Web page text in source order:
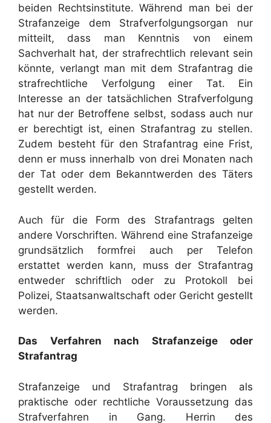
beiden Rechtsinstitute. Während man bei der
Strafanzeige dem Strafverfolgungsorgan nur
mitteilt, dass man Kenntnis von einem
Sachverhalt hat, der strafrechtlich relevant sein
könnte, verlangt man mit dem Strafantrag die
strafrechtliche Verfolgung einer Tat. Ein
Interesse an der tatsächlichen Strafverfolgung
hat nur der Betroffene selbst, sodass auch nur
er berechtigt ist, einen Strafantrag zu stellen.
Zudem besteht für den Strafantrag eine Frist,
denn er muss innerhalb von drei Monaten nach
der Tat oder dem Bekanntwerden des Täters
gestellt werden.
Auch für die Form des Strafantrags gelten
andere Vorschriften. Während eine Strafanzeige
grundsätzlich formfrei auch per Telefon
erstattet werden kann, muss der Strafantrag
entweder schriftlich oder zu Protokoll bei
Polizei, Staatsanwaltschaft oder Gericht gestellt
werden.
Das Verfahren nach Strafanzeige oder
Strafantrag
Strafanzeige und Strafantrag bringen als
praktische oder rechtliche Voraussetzung das
Strafverfahren in Gang. Herrin des